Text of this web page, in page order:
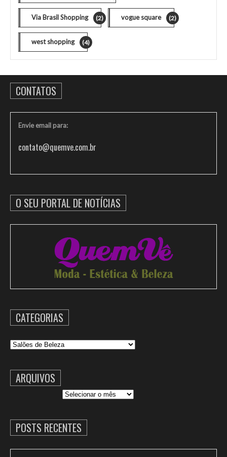
Via Brasil Shopping (2) vogue square (2)
west shopping (4)
CONTATOS
Envie email para:
contato@quemve.com.br
O SEU PORTAL DE NOTÍCIAS
CATEGORIAS
Categorias
ARQUIVOS
POSTS RECENTES